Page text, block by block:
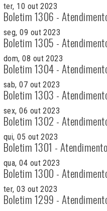
ter, 10 out 2023
Boletim 1306 -
seg, 09 out 2023
Boletim 1305 -
dom, 08 out 2023
Boletim 1304 -
sab, 07 out 2023
Boletim 1303 -
sex, 06 out 2023
Boletim 1302 -
qui, 05 out 2023
Boletim 1301 -
qua, 04 out 2023
Boletim 1300 -
ter, 03 out 2023
Boletim 1299 -